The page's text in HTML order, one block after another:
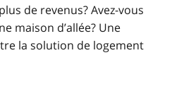
de revenus? Avez-vous
maison d’allée? Une
la solution de logement